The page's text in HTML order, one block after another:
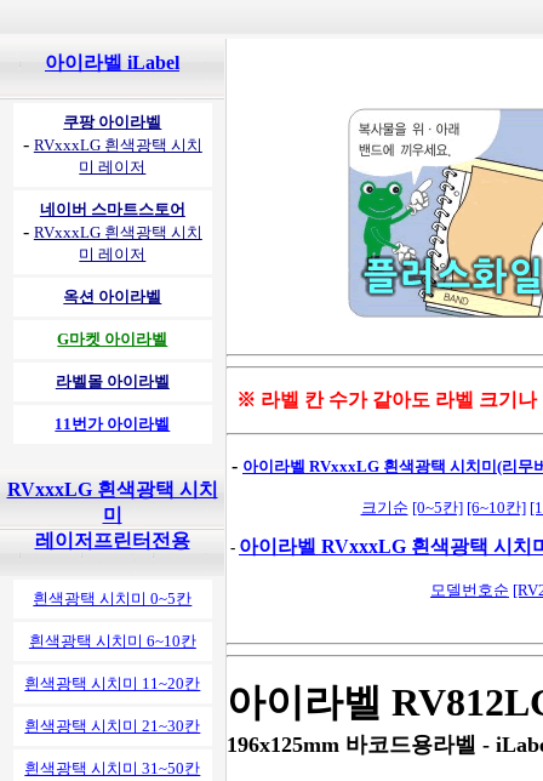
아이라벨 iLabel
쿠팡 아이라벨
- RVxxxLG 흰색광택 시치
미 레이저
네이버 스마트스토어
- RVxxxLG 흰색광택 시치
미 레이저
옥션 아이라벨
G마켓 아이라벨
라벨몰 아이라벨
11번가 아이라벨
RVxxxLG 흰색광택 시치
미
레이저프린터전용
흰색광택 시치미 0~5칸
흰색광택 시치미 6~10칸
흰색광택 시치미 11~20칸
흰색광택 시치미 21~30칸
흰색광택 시치미 31~50칸
※ 라벨 칸 수가 같아도 라벨 크기나
- 아이라벨 RVxxxLG 흰색광택 시치미(리무
크기순 [0~5칸] [6~10칸]
- 아이라벨 RVxxxLG 흰색광택 시치
모델번호순
아이라벨
196x125mm 바코드용라벨 -